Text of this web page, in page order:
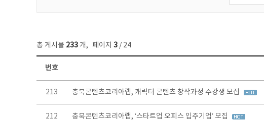
총 게시물 233 개, 페이지 3 / 24
보도자료 목록 - 번호, 제목, 작성자, 파일, 조회수, 작성일 정보 제공
번호
213 충북콘텐츠코리아랩, 캐릭터 콘텐츠 창작과정 수강생 모집
212 충북콘텐츠코리아랩, ‘스타트업 오피스 입주기업’ 모집